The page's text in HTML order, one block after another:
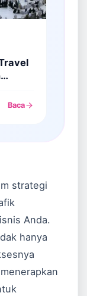
Baca
strategi
Anda.
hanya